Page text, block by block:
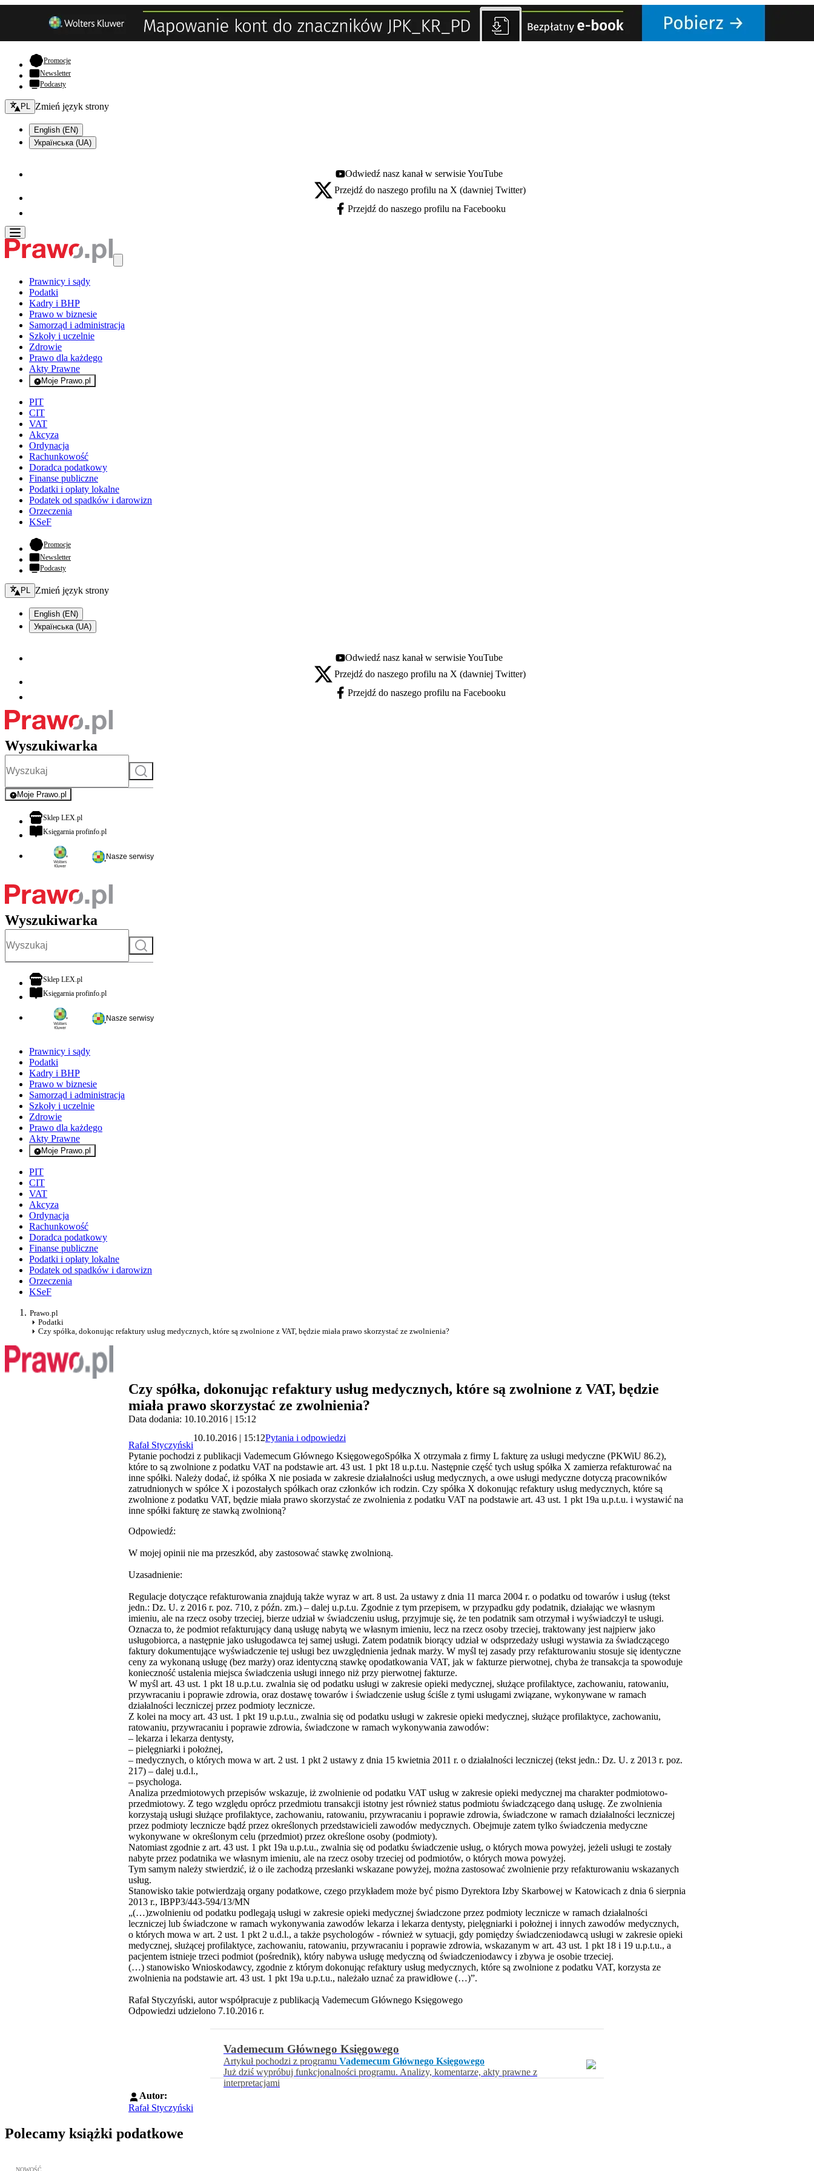
Promocje- otwiera się w nowej karcie
Newsletter
Podcasty
Zmień język - bieżący:
PL Zmień język strony
English (EN)
Українська (UA)
Youtube - otwiera się w nowej karcie
Odwiedź nasz kanał w serwisie YouTube
X - otwiera się w nowej karcie
Przejdź do naszego profilu na X (dawniej Twitter)
Facebook - otwiera się w nowej karcie
Przejdź do naszego profilu na Facebooku
Prawnicy i sądy
Podatki
Kadry i BHP
Prawo w biznesie
Samorząd i administracja
Szkoły i uczelnie
Zdrowie
Prawo dla każdego
Akty Prawne
Moje Prawo.pl
- rejestracja i logowanie do serwisu
PIT
CIT
VAT
Akcyza
Ordynacja
Rachunkowość
Doradca podatkowy
Finanse publiczne
Podatki i opłaty lokalne
Podatek od spadków i darowizn
Orzeczenia
KSeF
Promocje- otwiera się w nowej karcie
Newsletter
Podcasty
Zmień język - bieżący:
PL Zmień język strony
English (EN)
Українська (UA)
Youtube - otwiera się w nowej karcie
Odwiedź nasz kanał w serwisie YouTube
X - otwiera się w nowej karcie
Przejdź do naszego profilu na X (dawniej Twitter)
Facebook - otwiera się w nowej karcie
Przejdź do naszego profilu na Facebooku
Wyszukiwarka
Szukaj
Moje Prawo.pl
- rejestracja i logowanie do serwisu
Sklep LEX.plotwiera się w nowej karcie
Księgarnia profinfo.plotwiera się w nowej karcie
Nasze serwisy
Wyszukiwarka
Szukaj
Sklep LEX.plotwiera się w nowej karcie
Księgarnia profinfo.plotwiera się w nowej karcie
Nasze serwisy
Prawnicy i sądy
Podatki
Kadry i BHP
Prawo w biznesie
Samorząd i administracja
Szkoły i uczelnie
Zdrowie
Prawo dla każdego
Akty Prawne
Moje Prawo.pl
- rejestracja i logowanie do serwisu
PIT
CIT
VAT
Akcyza
Ordynacja
Rachunkowość
Doradca podatkowy
Finanse publiczne
Podatki i opłaty lokalne
Podatek od spadków i darowizn
Orzeczenia
KSeF
Prawo.pl
Podatki
Czy spółka, dokonując refaktury usług medycznych, które są zwolnione z VAT, będzie miała prawo skorzystać ze zwolnienia?
Czy spółka, dokonując refaktury usług medycznych, które są zwolnione z VAT, będzie
miała prawo skorzystać ze zwolnienia?
Data dodania: 10.10.2016 | 15:12
Rafał Styczyński
10.10.2016 | 15:12Pytania i odpowiedzi
Pytanie pochodzi z publikacji Vademecum Głównego KsięgowegoSpółka X otrzymała z firmy L fakturę za usługi medyczne (PKWiU 86.2),
które to są zwolnione z podatku VAT na podstawie art. 43 ust. 1 pkt 18 u.p.t.u. Następnie część tych usług spółka X zamierza refakturować na
inne spółki. Należy dodać, iż spółka X nie posiada w zakresie działalności usług medycznych, a owe usługi medyczne dotyczą pracowników
zatrudnionych w spółce X i pozostałych spółkach oraz członków ich rodzin. Czy spółka X dokonując refaktury usług medycznych, które są
zwolnione z podatku VAT, będzie miała prawo skorzystać ze zwolnienia z podatku VAT na podstawie art. 43 ust. 1 pkt 19a u.p.t.u. i wystawić na
inne spółki fakturę ze stawką zwolnioną?
Odpowiedź:
W mojej opinii nie ma przeszkód, aby zastosować stawkę zwolnioną.
Uzasadnienie:
Regulacje dotyczące refakturowania znajdują także wyraz w art. 8 ust. 2a ustawy z dnia 11 marca 2004 r. o podatku od towarów i usług (tekst
jedn.: Dz. U. z 2016 r. poz. 710, z późn. zm.) – dalej u.p.t.u. Zgodnie z tym przepisem, w przypadku gdy podatnik, działając we własnym
imieniu, ale na rzecz osoby trzeciej, bierze udział w świadczeniu usług, przyjmuje się, że ten podatnik sam otrzymał i wyświadczył te usługi.
Oznacza to, że podmiot refakturujący daną usługę nabytą we własnym imieniu, lecz na rzecz osoby trzeciej, traktowany jest najpierw jako
usługobiorca, a następnie jako usługodawca tej samej usługi. Zatem podatnik biorący udział w odsprzedaży usługi wystawia za świadczącego
faktury dokumentujące wyświadczenie tej usługi bez uwzględnienia jednak marży. W myśl tej zasady przy refakturowaniu stosuje się identyczne
ceny za wykonaną usługę (bez marży) oraz identyczną stawkę opodatkowania VAT, jak w fakturze pierwotnej, chyba że transakcja ta spowoduje
konieczność ustalenia miejsca świadczenia usługi innego niż przy pierwotnej fakturze.
W myśl art. 43 ust. 1 pkt 18 u.p.t.u. zwalnia się od podatku usługi w zakresie opieki medycznej, służące profilaktyce, zachowaniu, ratowaniu,
przywracaniu i poprawie zdrowia, oraz dostawę towarów i świadczenie usług ściśle z tymi usługami związane, wykonywane w ramach
działalności leczniczej przez podmioty lecznicze.
Z kolei na mocy art. 43 ust. 1 pkt 19 u.p.t.u., zwalnia się od podatku usługi w zakresie opieki medycznej, służące profilaktyce, zachowaniu,
ratowaniu, przywracaniu i poprawie zdrowia, świadczone w ramach wykonywania zawodów:
– lekarza i lekarza dentysty,
– pielęgniarki i położnej,
– medycznych, o których mowa w art. 2 ust. 1 pkt 2 ustawy z dnia 15 kwietnia 2011 r. o działalności leczniczej (tekst jedn.: Dz. U. z 2013 r. poz.
217) – dalej u.d.l.,
– psychologa.
Analiza przedmiotowych przepisów wskazuje, iż zwolnienie od podatku VAT usług w zakresie opieki medycznej ma charakter podmiotowo-
przedmiotowy. Z tego względu oprócz przedmiotu transakcji istotny jest również status podmiotu świadczącego daną usługę. Ze zwolnienia
korzystają usługi służące profilaktyce, zachowaniu, ratowaniu, przywracaniu i poprawie zdrowia, świadczone w ramach działalności leczniczej
przez podmioty lecznicze bądź przez określonych przedstawicieli zawodów medycznych. Obejmuje zatem tylko świadczenia medyczne
wykonywane w określonym celu (przedmiot) przez określone osoby (podmioty).
Natomiast zgodnie z art. 43 ust. 1 pkt 19a u.p.t.u., zwalnia się od podatku świadczenie usług, o których mowa powyżej, jeżeli usługi te zostały
nabyte przez podatnika we własnym imieniu, ale na rzecz osoby trzeciej od podmiotów, o których mowa powyżej.
Tym samym należy stwierdzić, iż o ile zachodzą przesłanki wskazane powyżej, można zastosować zwolnienie przy refakturowaniu wskazanych
usług.
Stanowisko takie potwierdzają organy podatkowe, czego przykładem może być pismo Dyrektora Izby Skarbowej w Katowicach z dnia 6 sierpnia
2013 r., IBPP3/443-594/13/MN
„(…)zwolnieniu od podatku podlegają usługi w zakresie opieki medycznej świadczone przez podmioty lecznicze w ramach działalności
leczniczej lub świadczone w ramach wykonywania zawodów lekarza i lekarza dentysty, pielęgniarki i położnej i innych zawodów medycznych,
o których mowa w art. 2 ust. 1 pkt 2 u.d.l., a także psychologów - również w sytuacji, gdy pomiędzy świadczeniodawcą usługi w zakresie opieki
medycznej, służącej profilaktyce, zachowaniu, ratowaniu, przywracaniu i poprawie zdrowia, wskazanym w art. 43 ust. 1 pkt 18 i 19 u.p.t.u., a
pacjentem istnieje trzeci podmiot (pośrednik), który nabywa usługę medyczną od świadczeniodawcy i zbywa je osobie trzeciej.
(…) stanowisko Wnioskodawcy, zgodnie z którym dokonując refaktury usług medycznych, które są zwolnione z podatku VAT, korzysta ze
zwolnienia na podstawie art. 43 ust. 1 pkt 19a u.p.t.u., należało uznać za prawidłowe (…)”.
Rafał Styczyński, autor współpracuje z publikacją Vademecum Głównego Księgowego
Odpowiedzi udzielono 7.10.2016 r.
Vademecum Głównego Księgowego
Artykuł pochodzi z programu Vademecum Głównego Księgowego
Już dziś wypróbuj funkcjonalności programu. Analizy, komentarze, akty prawne z
interpretacjami
Autor:
Rafał Styczyński
Polecamy książki podatkowe
Przejdź do: JPK_VAT krok po kroku ebook, Patrycja Kubiesa - otwiera się w nowym oknie
NOWOŚĆ